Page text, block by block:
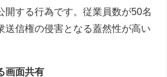
開する行為です。従業員数が50名
送信権の侵害となる蓋然性が高い
画面共有